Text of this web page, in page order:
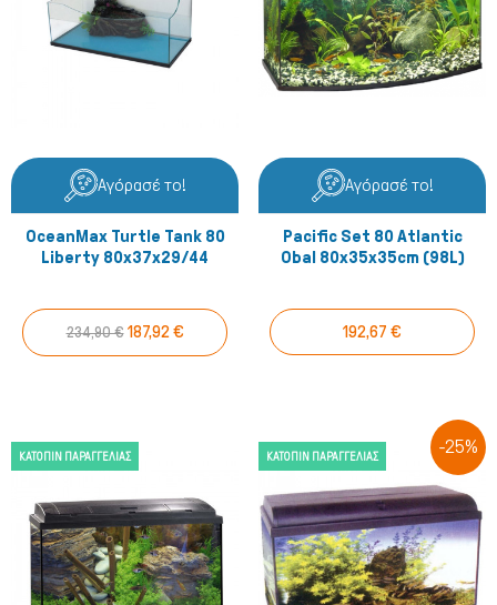
Αγόρασέ το!
OceanMax Turtle Tank 80
Liberty 80x37x29/44
234,90 € 187,92 €
Αγόρασέ το!
Pacific Set 80 Atlantic
Obal 80x35x35cm (98L)
192,67 €
ΚΑΤΌΠΙΝ ΠΑΡΑΓΓΕΛΊΑΣ -25%
ΚΑΤΌΠΙΝ ΠΑΡΑΓΓΕΛΊΑΣ